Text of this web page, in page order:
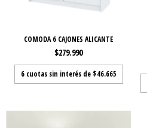
COMODA 6 CAJONES ALICANTE
$279.990
6 cuotas sin interés de $46.665